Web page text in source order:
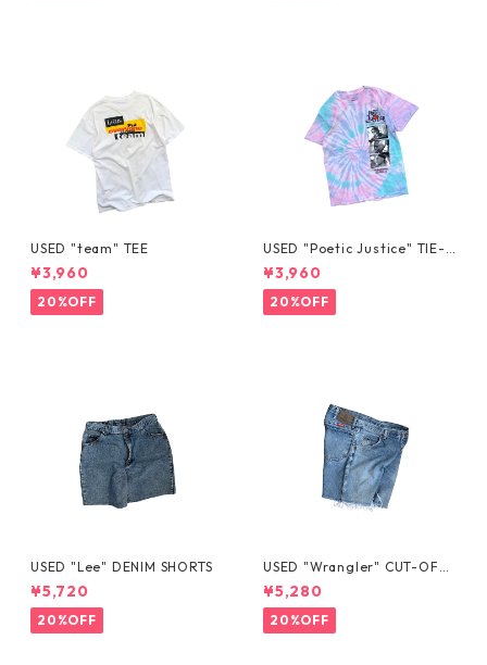
USED "team" TEE
¥3,960
20%OFF
USED "Poetic Justice" TIE-D
YE TEE
¥3,960
20%OFF
USED "Lee" DENIM SHORTS
¥5,720
20%OFF
USED "Wrangler" CUT-OFF
DENIM SHORTS
¥5,280
20%OFF